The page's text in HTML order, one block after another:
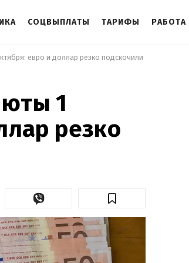
СОЦВЫПЛАТЫ ТАРИФЫ РАБОТА
евро и доллар резко подскочили
1
резко